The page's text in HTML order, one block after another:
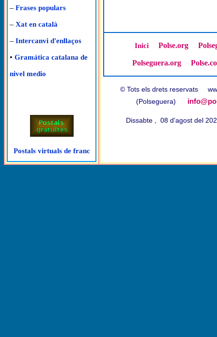
– Frases populars
– Xat en català
– Intercanvi d'enllaços
• Gramática catalana de
nivel medio
Postals virtuals de franc
Inici Polse.org
Polseguera.org
© Tots els drets reservats
(Polseguera)
Dissabte , 08 d'agost del